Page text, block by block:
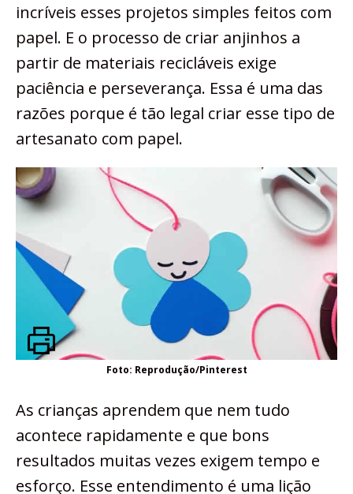
incríveis esses projetos simples feitos com
papel. E o processo de criar anjinhos a
partir de materiais recicláveis exige
paciência e perseverança. Essa é uma das
razões porque é tão legal criar esse tipo de
artesanato com papel.
Foto: Reprodução/Pinterest
As crianças aprendem que nem tudo
acontece rapidamente e que bons
resultados muitas vezes exigem tempo e
esforço. Esse entendimento é uma lição